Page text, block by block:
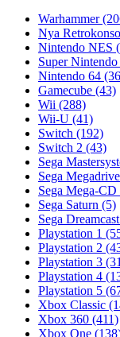
Warhammer
Nya
Nintendo NES
Super Nintendo
Nintendo 64
Gamecube (43)
Wii (288)
Wii-U (41)
Switch (192)
Switch 2 (43)
Sega
Sega Megadrive
Sega Mega-
Sega Saturn (5)
Sega Dreamcast
Playstation 1
Playstation 2
Playstation 3
Playstation 4
Playstation 5
Xbox Classic
Xbox 360 (411)
Xbox One